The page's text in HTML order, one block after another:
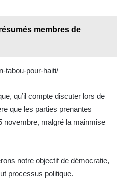
membres de
tabou-pour-haiti/
qu’il compte discuter lors de
que les parties prenantes
novembre, malgré la mainmise
notre objectif de démocratie,
processus politique.